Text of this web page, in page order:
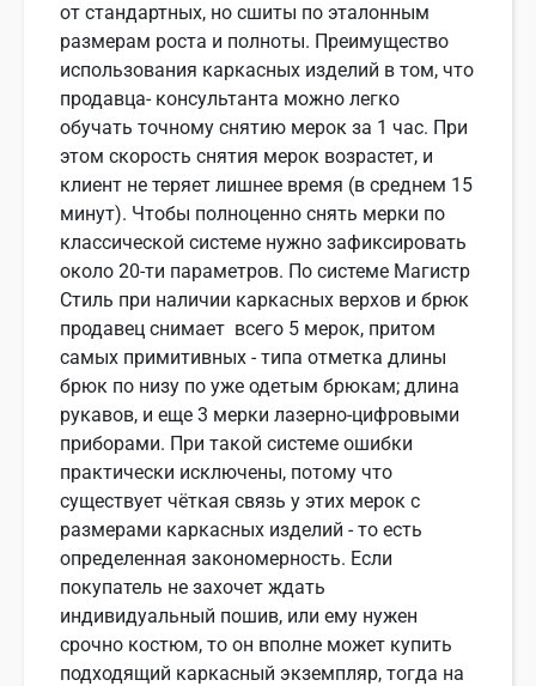
от стандартных, но сшиты по эталонным
размерам роста и полноты. Преимущество
использования каркасных изделий в том, что
продавца- консультанта можно легко
обучать точному снятию мерок за 1 час. При
этом скорость снятия мерок возрастет, и
клиент не теряет лишнее время (в среднем 15
минут). Чтобы полноценно снять мерки по
классической системе нужно зафиксировать
около 20-ти параметров. По системе Магистр
Стиль при наличии каркасных верхов и брюк
продавец снимает всего 5 мерок, притом
самых примитивных - типа отметка длины
брюк по низу по уже одетым брюкам; длина
рукавов, и еще 3 мерки лазерно-цифровыми
приборами. При такой системе ошибки
практически исключены, потому что
существует чёткая связь у этих мерок с
размерами каркасных изделий - то есть
определенная закономерность. Если
покупатель не захочет ждать
индивидуальный пошив, или ему нужен
срочно костюм, то он вполне может купить
подходящий каркасный экземпляр, тогда на